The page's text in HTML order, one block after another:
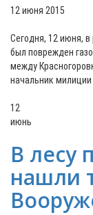
12 июня 2015
Сегодня, 12 июня,
был поврежден
между
начальник
12
июнь
В лесу
нашли